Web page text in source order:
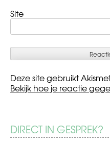
Site
Deze site gebruikt
Bekijk hoe je reactie
DIRECT IN GESPREK?